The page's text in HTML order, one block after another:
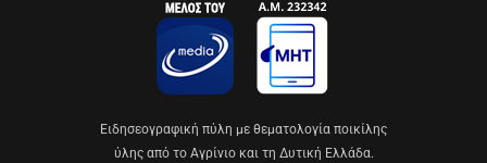
Eιδησεογραφική πύλη με θεματολογία ποικίλης
ύλης από το Αγρίνιο και τη Δυτική Ελλάδα.